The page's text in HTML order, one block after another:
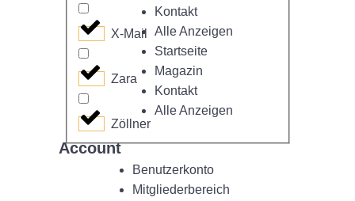
X-Mail
Zara
Zöllner
Kontakt
Alle Anzeigen
Startseite
Magazin
Kontakt
Alle Anzeigen
Account
Benutzerkonto
Mitgliederbereich